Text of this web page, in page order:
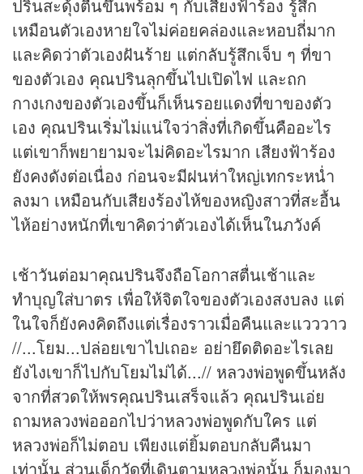
ปรินสะดุ้งตื่นขึ้นพร้อม ๆ กับเสียงฟ้าร้อง รู้สึก
เหมือนตัวเองหายใจไม่ค่อยคล่องและหอบถี่มาก
และคิดว่าตัวเองฝันร้าย แต่กลับรู้สึกเจ็บ ๆ ที่ขา
ของตัวเอง คุณปรินลุกขึ้นไปเปิดไฟ และถก
กางเกงของตัวเองขึ้นก็เห็นรอยแดงที่ขาของตัว
เอง คุณปรินเริ่มไม่แน่ใจว่าสิ่งที่เกิดขึ้นคืออะไร
แต่เขาก็พยายามจะไม่คิดอะไรมาก เสียงฟ้าร้อง
ยังคงดังต่อเนื่อง ก่อนจะมีฝนห่าใหญ่เทกระหน่ำ
ลงมา เหมือนกับเสียงร้องไห้ของหญิงสาวที่สะอื้น
ไห้อย่างหนักที่เขาคิดว่าตัวเองได้เห็นในภวังค์
เช้าวันต่อมาคุณปรินจึงถือโอกาสตื่นเช้าและ
ทำบุญใส่บาตร เพื่อให้จิตใจของตัวเองสงบลง แต่
ในใจก็ยังคงคิดถึงแต่เรื่องราวเมื่อคืนและแวววาว
//...โยม...ปล่อยเขาไปเถอะ อย่ายึดติดอะไรเลย
ยังไงเขาก็ไปกับโยมไม่ได้...// หลวงพ่อพูดขึ้นหลัง
จากที่สวดให้พรคุณปรินเสร็จแล้ว คุณปรินเอ่ย
ถามหลวงพ่อออกไปว่าหลวงพ่อพูดกับใคร แต่
หลวงพ่อก็ไม่ตอบ เพียงแต่ยิ้มตอบกลับคืนมา
เท่านั้น ส่วนเด็กวัดที่เดินตามหลวงพ่อนั้น ก็มองมา